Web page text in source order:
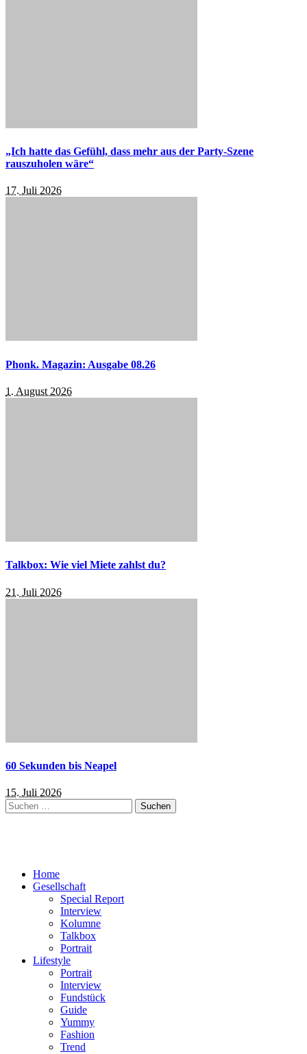
„Ich hatte das Gefühl, dass mehr aus der Party-Szene
rauszuholen wäre“
17. Juli 2026
Phonk. Magazin: Ausgabe 08.26
1. August 2026
Talkbox: Wie viel Miete zahlst du?
21. Juli 2026
60 Sekunden bis Neapel
15. Juli 2026
Suchen
nach:
Home
Gesellschaft
Special Report
Interview
Kolumne
Talkbox
Portrait
Lifestyle
Portrait
Interview
Fundstück
Guide
Yummy
Fashion
Trend